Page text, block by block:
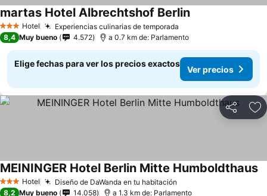
3 Estrellas
Hotel Experiencias culinarias de temporada
martas Hotel Albrechtshof Berlin
8,4 Muy bueno 4.572 a 0.7 km de: Parlamento
Elige fechas para ver los precios exactos
Ver precios
Compartir
3 Estrellas
Hotel Diseño de DaWanda en tu habitación
MEININGER Hotel Berlin Mitte Humboldthaus
8,2 Muy bueno 14.058 a 1.3 km de: Parlamento